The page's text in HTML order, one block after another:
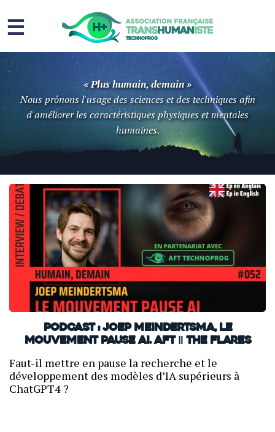
☰
Homme augmenté
Immortalité ?
Question sociale
Risques
« Plus humain, demain »
Nous prônons l'usage des sciences et des techniques afin
d'améliorer les caractéristiques physiques et mentales
humaines.
PODCAST : Joep Meindertsma, le
mouvement PAUSE AI. AFT ‖ THE FLARES
Faut-il mettre en pause la recherche et le
développement des modèles d’IA supérieurs à
ChatGPT4 ?